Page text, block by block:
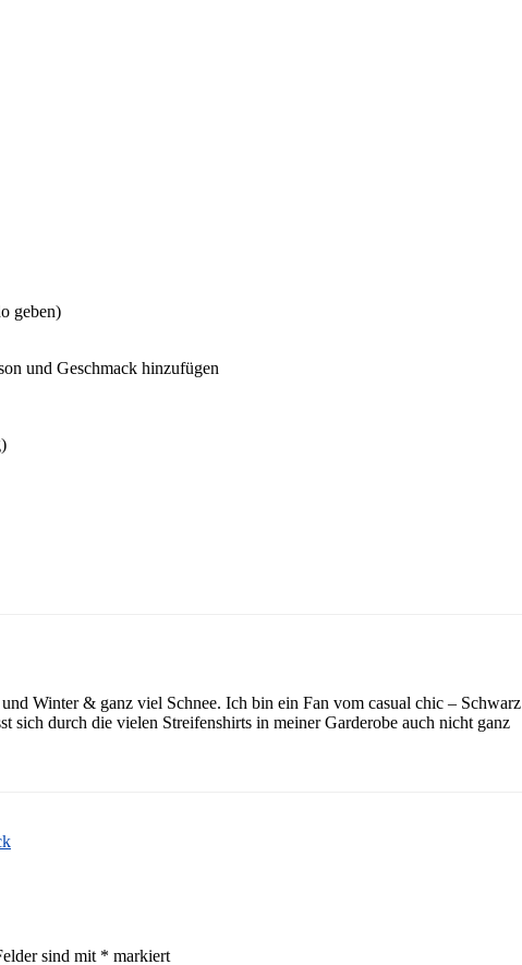
geben)
und Geschmack hinzufügen
Winter & ganz viel Schnee. Ich bin ein Fan vom casual chic – Schwarz
sich durch die vielen Streifenshirts in meiner Garderobe auch nicht ganz
sind mit * markiert